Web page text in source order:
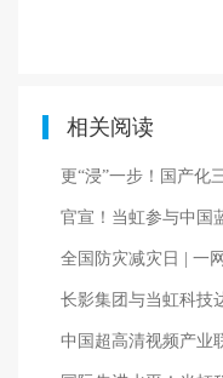
相关阅读
更“浸”一步！国产化
官宣！当虹参与中国
全国防灾减灾日 | 一